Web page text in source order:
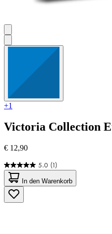
+1
Victoria Collection
€ 12,90
5.0 (1)
5.0
von
5
Sternen.
1
In den Warenkorb